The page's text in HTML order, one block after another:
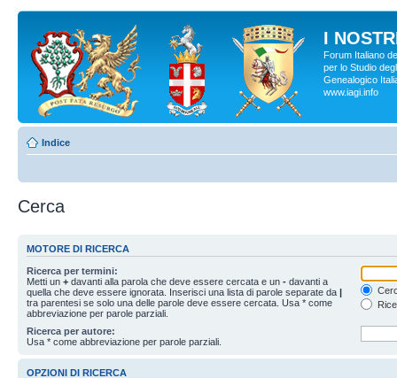
I
Forum Italiano
per lo Studio
Genealogico
www.iagi.info
Indice
Cerca
MOTORE DI RICERCA
Ricerca per termini:
Metti un + davanti alla parola che deve essere cercata e un - davanti a
quella che deve essere ignorata. Inserisci una lista di parole separate da |
tra parentesi se solo una delle parole deve essere cercata. Usa * come
abbreviazione per parole parziali.
Ricerca per autore:
Usa * come abbreviazione per parole parziali.
OPZIONI DI RICERCA